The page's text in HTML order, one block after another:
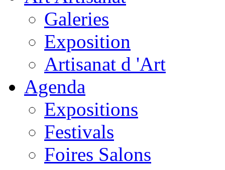
Galeries
Exposition
Artisanat d 'Art
Agenda
Expositions
Festivals
Foires Salons